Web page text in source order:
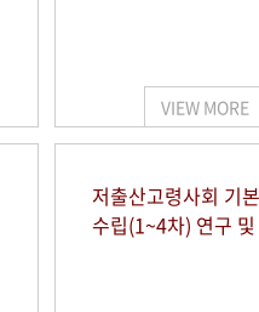
VIEW MORE
저출산고령사회 기
수립(1~4차) 연구 및